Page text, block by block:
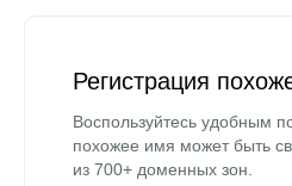
Регистрация
Воспользуйтесь удобным
похожее имя может быть
из 700+ доменных зон.